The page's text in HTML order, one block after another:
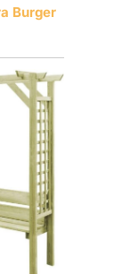
Burger